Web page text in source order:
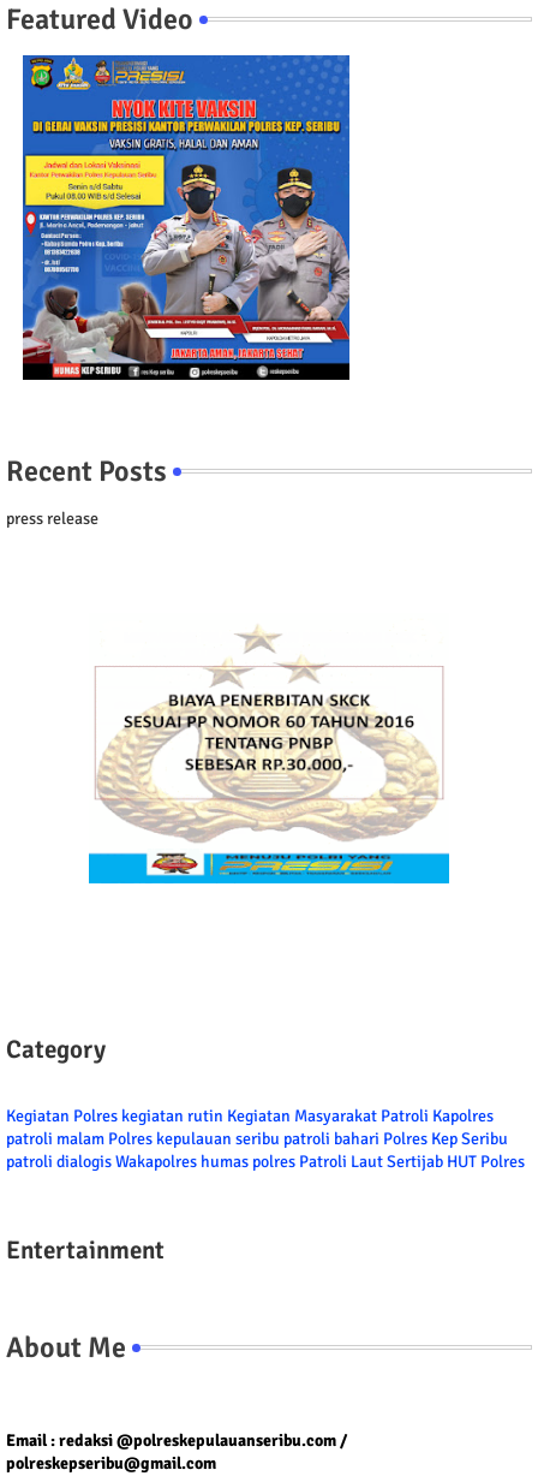
Featured Video
Recent Posts
press release
Category
Kegiatan Polres kegiatan rutin Kegiatan Masyarakat Patroli Kapolres
patroli malam Polres kepulauan seribu patroli bahari Polres Kep Seribu
patroli dialogisWakapolres humas polres Patroli LautSertijab HUT Polres
Entertainment
About Me
Email : redaksi @polreskepulauanseribu.com /
polreskepseribu@gmail.com